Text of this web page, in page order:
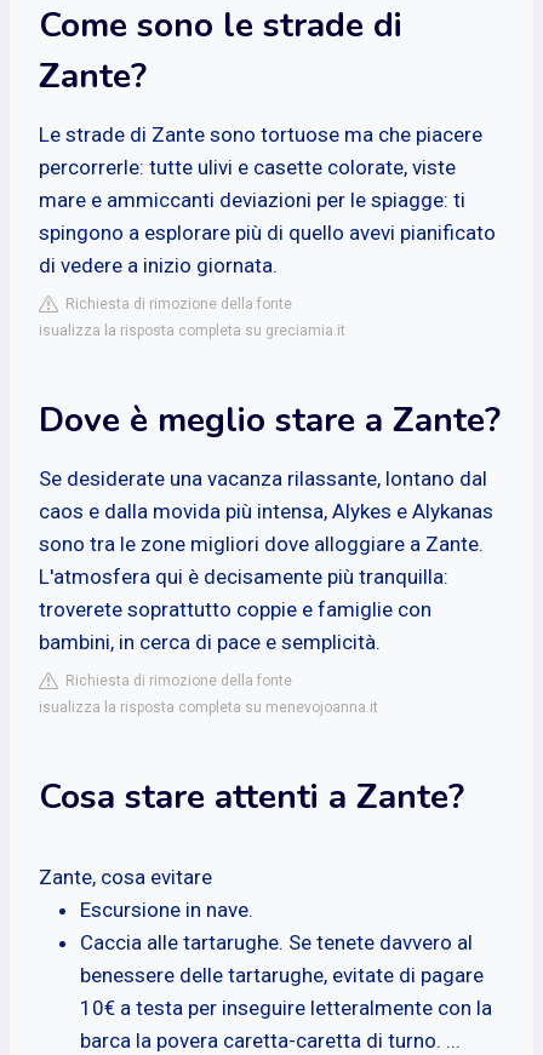
Come sono le strade di
Zante?
Le strade di Zante sono tortuose ma che piacere
percorrerle: tutte ulivi e casette colorate, viste
mare e ammiccanti deviazioni per le spiagge: ti
spingono a esplorare più di quello avevi pianificato
di vedere a inizio giornata.
Richiesta di rimozione della fonte
isualizza la risposta completa su greciamia.it
Dove è meglio stare a Zante?
Se desiderate una vacanza rilassante, lontano dal
caos e dalla movida più intensa, Alykes e Alykanas
sono tra le zone migliori dove alloggiare a Zante.
L'atmosfera qui è decisamente più tranquilla:
troverete soprattutto coppie e famiglie con
bambini, in cerca di pace e semplicità.
Richiesta di rimozione della fonte
isualizza la risposta completa su menevojoanna.it
Cosa stare attenti a Zante?
Zante, cosa evitare
Escursione in nave.
Caccia alle tartarughe. Se tenete davvero al
benessere delle tartarughe, evitate di pagare
10€ a testa per inseguire letteralmente con la
barca la povera caretta-caretta di turno. ...